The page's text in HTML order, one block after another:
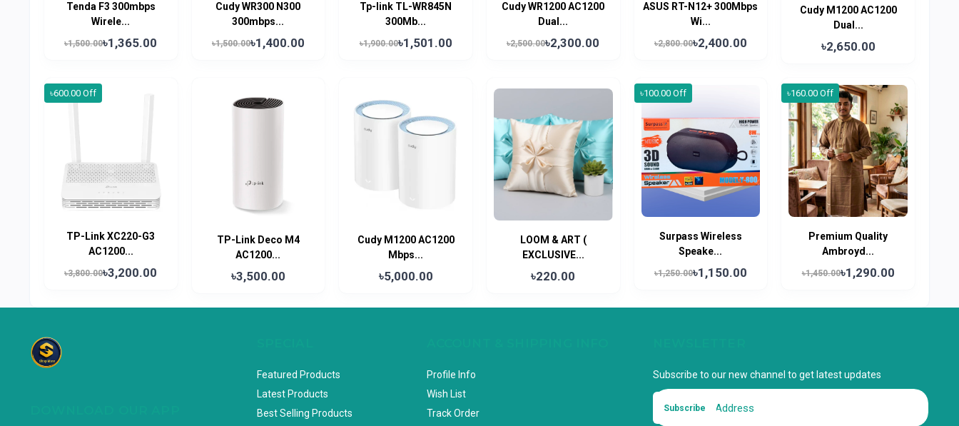
Tenda F3 300mbps
Wirele...
৳1,500.00৳1,365.00
Cudy WR300 N300
300mbps...
৳1,500.00৳1,400.00
Tp-link TL-WR845N
300Mb...
৳1,900.00৳1,501.00
Cudy WR1200 AC1200
Dual...
৳2,500.00৳2,300.00
ASUS RT-N12+ 300Mbps
Wi...
৳2,800.00৳2,400.00
Cudy M1200 AC1200
Dual...
৳2,650.00
৳600.00 Off
TP-Link XC220-G3
AC1200...
৳3,800.00৳3,200.00
TP-Link Deco M4
AC1200...
৳3,500.00
Cudy M1200 AC1200
Mbps...
৳5,000.00
LOOM & ART (
EXCLUSIVE...
৳220.00
৳100.00 Off
Surpass Wireless
Speake...
৳1,250.00৳1,150.00
৳160.00 Off
Premium Quality
Ambroyd...
৳1,450.00৳1,290.00
Featured Products
Latest Products
Best Selling Products
Profile Info
Wish List
Track Order
Subscribe to our new channel to get latest updates
Subscribe